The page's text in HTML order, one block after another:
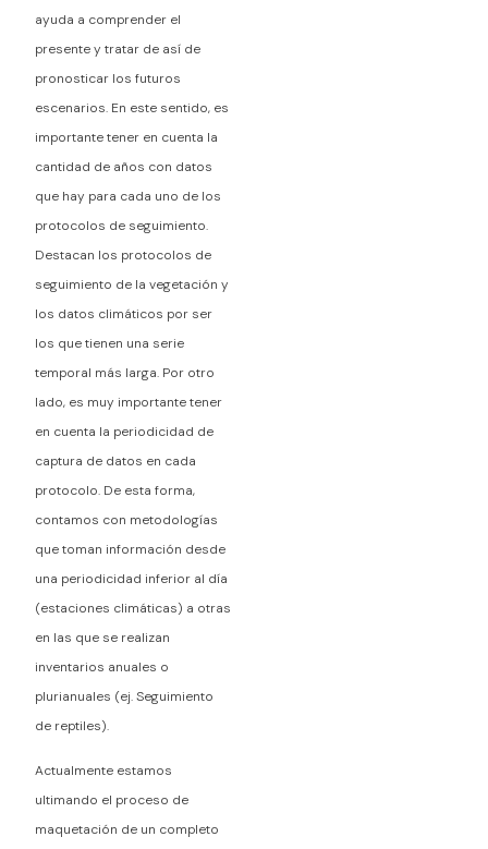
ayuda a comprender el
presente y tratar de así de
pronosticar los futuros
escenarios. En este sentido, es
importante tener en cuenta la
cantidad de años con datos
que hay para cada uno de los
protocolos de seguimiento.
Destacan los protocolos de
seguimiento de la vegetación y
los datos climáticos por ser
los que tienen una serie
temporal más larga. Por otro
lado, es muy importante tener
en cuenta la periodicidad de
captura de datos en cada
protocolo. De esta forma,
contamos con metodologías
que toman información desde
una periodicidad inferior al día
(estaciones climáticas) a otras
en las que se realizan
inventarios anuales o
plurianuales (ej. Seguimiento
de reptiles).
Actualmente estamos
ultimando el proceso de
maquetación de un completo